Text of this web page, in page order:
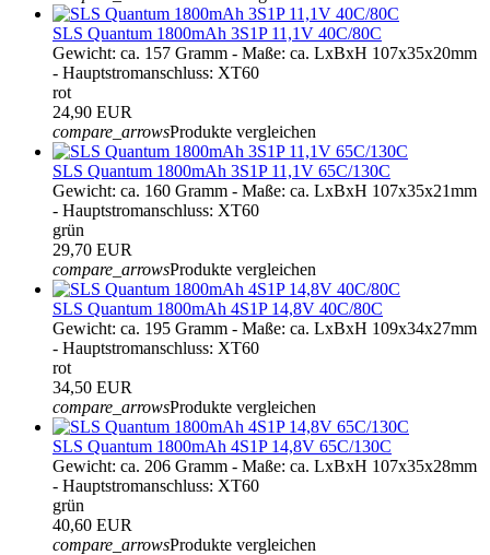
SLS Quantum 1800mAh 3S1P 11,1V 40C/80C
Gewicht: ca. 157 Gramm - Maße: ca. LxBxH 107x35x20mm
- Hauptstromanschluss: XT60
rot
24,90 EUR
compare_arrowsProdukte vergleichen
SLS Quantum 1800mAh 3S1P 11,1V 65C/130C
Gewicht: ca. 160 Gramm - Maße: ca. LxBxH 107x35x21mm
- Hauptstromanschluss: XT60
grün
29,70 EUR
compare_arrowsProdukte vergleichen
SLS Quantum 1800mAh 4S1P 14,8V 40C/80C
Gewicht: ca. 195 Gramm - Maße: ca. LxBxH 109x34x27mm
- Hauptstromanschluss: XT60
rot
34,50 EUR
compare_arrowsProdukte vergleichen
SLS Quantum 1800mAh 4S1P 14,8V 65C/130C
Gewicht: ca. 206 Gramm - Maße: ca. LxBxH 107x35x28mm
- Hauptstromanschluss: XT60
grün
40,60 EUR
compare_arrowsProdukte vergleichen